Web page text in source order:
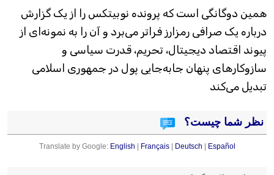
همین دوگانگی است که پرونده نوبیتکس را از یک گزارش
درباره یک صرافی رمزارز فراتر می‌برد و آن را به نمونه‌ای از
پیوند اقتصاد دیجیتال، تحریم، قدرت سیاسی و
سازوکارهای پنهان جابه‌جایی پول در جمهوری اسلامی
تبدیل می‌کند
نظر شما چیست؟
Translate by Google: English Français| Deutsch Español